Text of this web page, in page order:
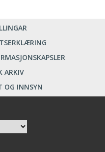
ARKIV
OG INNSYN